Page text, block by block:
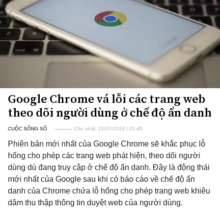
Google Chrome vá lỗi các trang web
theo dõi người dùng ở chế độ ẩn danh
CUỘC SỐNG SỐ Chủ nhật, 21/07/2019 | 21:40
Phiên bản mới nhất của Google Chrome sẽ khắc phục lỗ
hổng cho phép các trang web phát hiện, theo dõi người
dùng dù đang truy cập ở chế độ ẩn danh. Đây là động thái
mới nhất của Google sau khi có báo cáo về chế độ ẩn
danh của Chrome chứa lỗ hổng cho phép trang web khiêu
dâm thu thập thông tin duyệt web của người dùng.